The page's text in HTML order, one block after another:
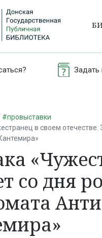
Задать
#провыставки
в своем
со дня